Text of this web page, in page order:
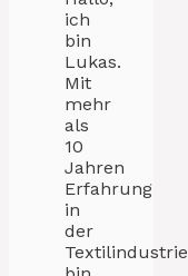
ich
bin
Lukas.
Mit
mehr
als
10
Jahren
Erfahrung
in
der
Textilindustrie